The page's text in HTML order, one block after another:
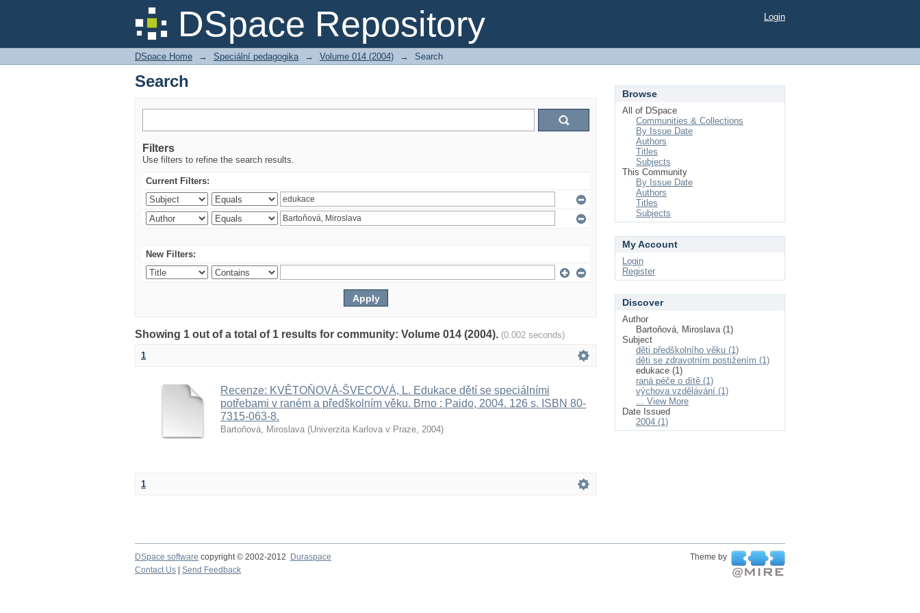
DSpace Repository
Search Login
DSpace Home → Speciální pedagogika → Volume 014 (2004) → Search
Search
Filters
Use filters to refine the search results.
Current Filters:
New Filters:
Showing 1 out of a total of 1 results for community: Volume 014 (2004). (0.002 seconds)
1
Recenze: KVĚTOŇOVÁ-ŠVECOVÁ, L. Edukace dětí se speciálními
potřebami v raném a předškolním věku. Brno : Paido, 2004. 126 s. ISBN 80-
7315-063-8.
Bartoňová, Miroslava (Univerzita Karlova v Praze, 2004)
1
Browse
All of DSpace
Communities & Collections
By Issue Date
Authors
Titles
Subjects
This Community
By Issue Date
Authors
Titles
Subjects
My Account
Login
Register
Discover
Author
Bartoňová, Miroslava (1)
Subject
děti předškolního věku (1)
děti se zdravotním postižením (1)
edukace (1)
raná péče o dítě (1)
výchova vzdělávání (1)
... View More
Date Issued
2004 (1)
DSpace software copyright © 2002-2012 Duraspace
Theme by
Contact Us
Send Feedback